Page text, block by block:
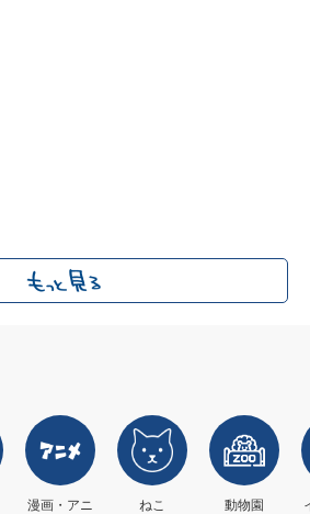
漫画・アニ
ねこ 動物園